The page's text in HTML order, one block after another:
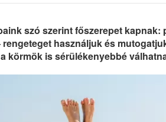
szó szerint főszerepet kapnak:
használjuk és
körmök is sérülékenyebbé